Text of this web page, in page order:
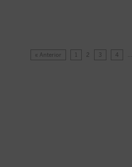
« Anterior 1 2 3 4 …